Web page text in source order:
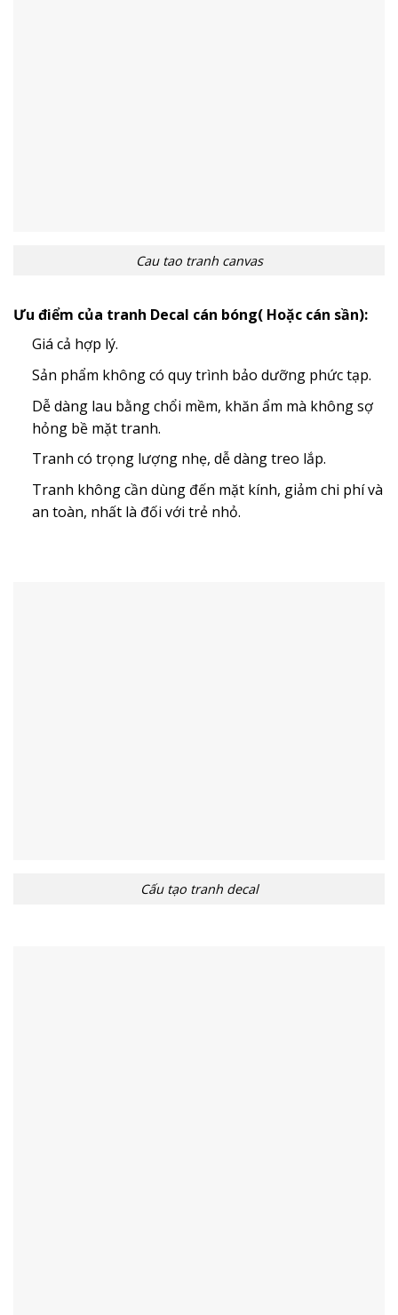
Cau tao tranh canvas
Ưu điểm của tranh Decal cán bóng( Hoặc cán sần):
Giá cả hợp lý.
Sản phẩm không có quy trình bảo dưỡng phức tạp.
Dễ dàng lau bằng chổi mềm, khăn ẩm mà không sợ
hỏng bề mặt tranh.
Tranh có trọng lượng nhẹ, dễ dàng treo lắp.
Tranh không cần dùng đến mặt kính, giảm chi phí và
an toàn, nhất là đối với trẻ nhỏ.
Cấu tạo tranh decal